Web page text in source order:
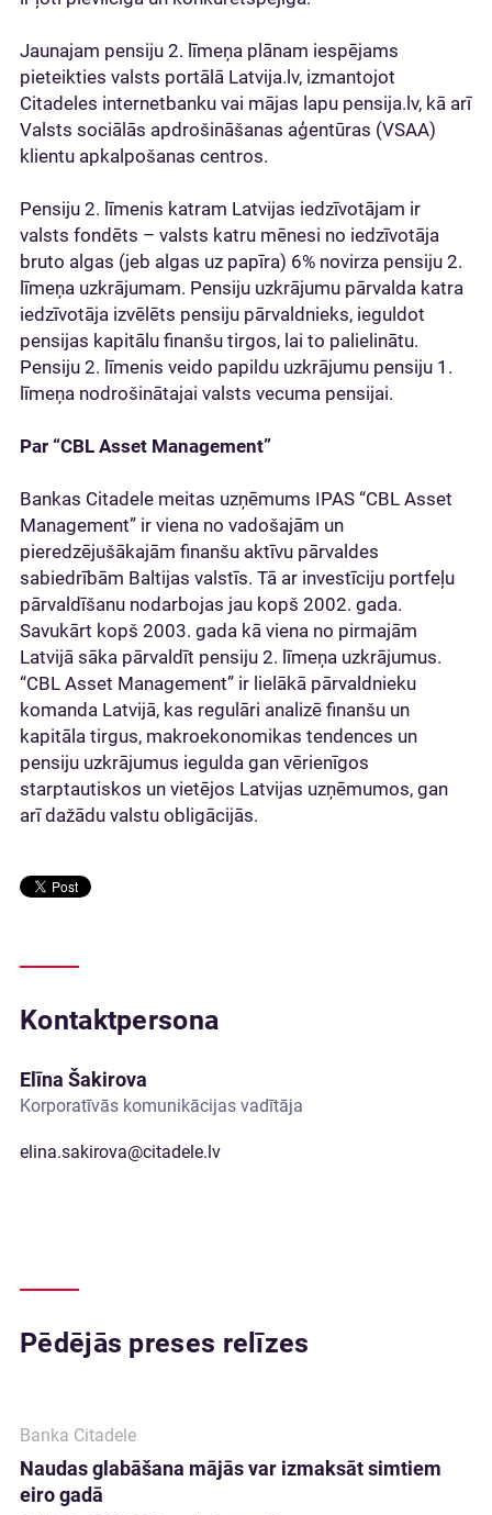
Jaunajam pensiju 2. līmeņa plānam iespējams
pieteikties valsts portālā Latvija.lv, izmantojot
Citadeles internetbanku vai mājas lapu pensija.lv, kā arī
Valsts sociālās apdrošināšanas aģentūras (VSAA)
klientu apkalpošanas centros.
Pensiju 2. līmenis katram Latvijas iedzīvotājam ir
valsts fondēts – valsts katru mēnesi no iedzīvotāja
bruto algas (jeb algas uz papīra) 6% novirza pensiju 2.
līmeņa uzkrājumam. Pensiju uzkrājumu pārvalda katra
iedzīvotāja izvēlēts pensiju pārvaldnieks, ieguldot
pensijas kapitālu finanšu tirgos, lai to palielinātu.
Pensiju 2. līmenis veido papildu uzkrājumu pensiju 1.
līmeņa nodrošinātajai valsts vecuma pensijai.
Par “CBL Asset Management”
Bankas Citadele meitas uzņēmums IPAS “CBL Asset
Management” ir viena no vadošajām un
pieredzējušākajām finanšu aktīvu pārvaldes
sabiedrībām Baltijas valstīs. Tā ar investīciju portfeļu
pārvaldīšanu nodarbojas jau kopš 2002. gada.
Savukārt kopš 2003. gada kā viena no pirmajām
Latvijā sāka pārvaldīt pensiju 2. līmeņa uzkrājumus.
“CBL Asset Management” ir lielākā pārvaldnieku
komanda Latvijā, kas regulāri analizē finanšu un
kapitāla tirgus, makroekonomikas tendences un
pensiju uzkrājumus iegulda gan vērienīgos
starptautiskos un vietējos Latvijas uzņēmumos, gan
arī dažādu valstu obligācijās.
Kontaktpersona
Elīna Šakirova
Korporatīvās komunikācijas vadītāja
elina.sakirova@citadele.lv
Pēdējās preses relīzes
Banka Citadele
Naudas glabāšana mājās var izmaksāt simtiem
eiro gadā